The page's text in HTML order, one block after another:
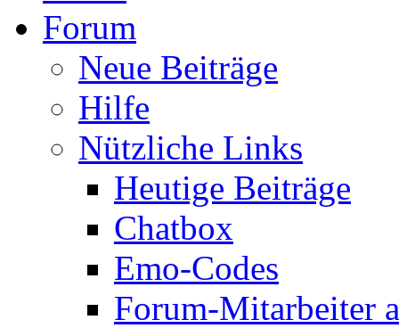
Forum
Neue Beiträge
Hilfe
Nützliche Links
Heutige Beiträge
Chatbox
Emo-Codes
Forum-Mitarbeiter